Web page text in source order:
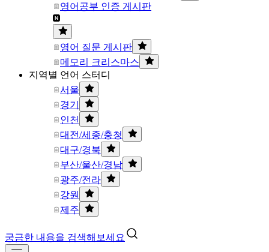
영어공부 인증 게시판
영어 질문 게시판
메모리 크리스마스
지역별 언어 스터디
서울
경기
인천
대전/세종/충청
대구/경북
부산/울산/경남
광주/전라
강원
제주
궁금한 내용을 검색해보세요